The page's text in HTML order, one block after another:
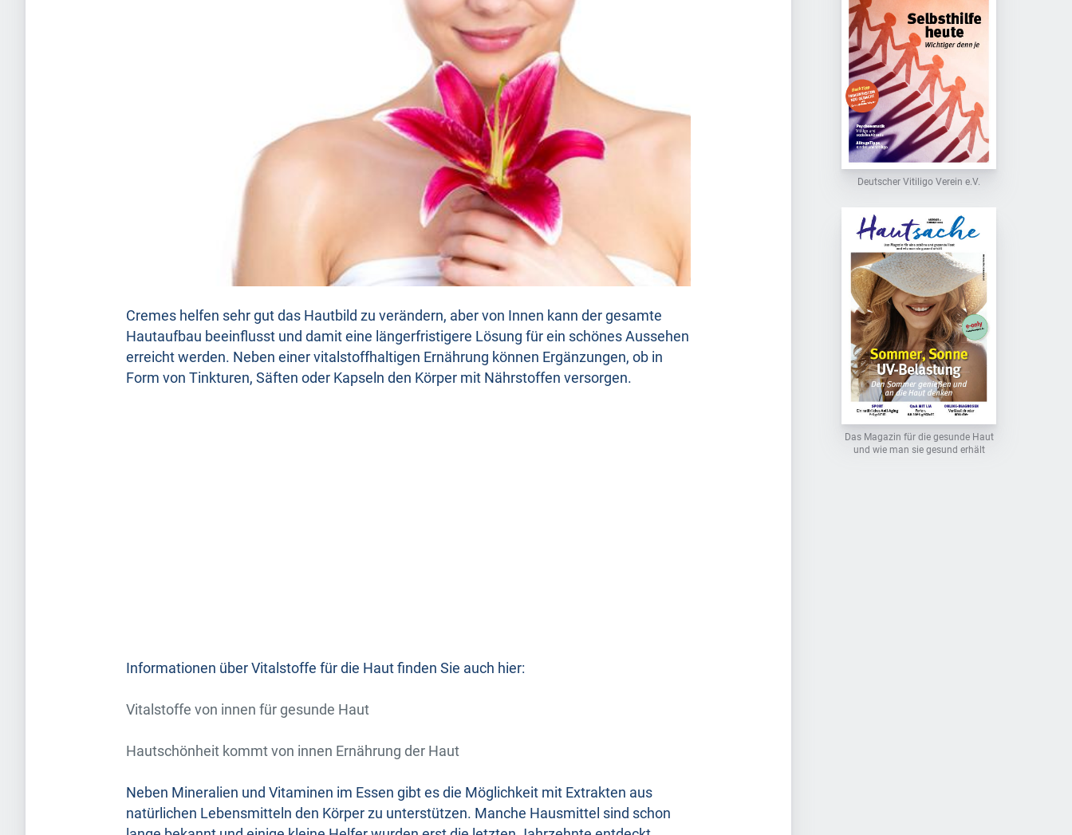
Cremes helfen sehr gut das Hautbild zu verändern, aber von Innen kann der gesamte
Hautaufbau beeinflusst und damit eine längerfristigere Lösung für ein schönes Aussehen
erreicht werden. Neben einer vitalstoffhaltigen Ernährung können Ergänzungen, ob in
Form von Tinkturen, Säften oder Kapseln den Körper mit Nährstoffen versorgen.
Informationen über Vitalstoffe für die Haut finden Sie auch hier:
Vitalstoffe von innen für gesunde Haut
Hautschönheit kommt von innen Ernährung der Haut
Neben Mineralien und Vitaminen im Essen gibt es die Möglichkeit mit Extrakten aus
natürlichen Lebensmitteln den Körper zu unterstützen. Manche Hausmittel sind schon
Deutscher Vitiligo Verein e.V.
Das Magazin für die gesunde Haut
und wie man sie gesund erhält